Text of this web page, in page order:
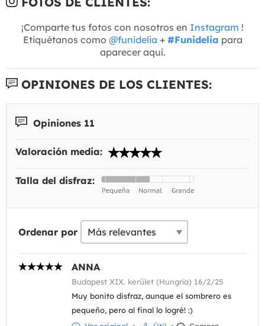
¡Comparte tus fotos con nosotros en Instagram !
Etiquétanos como @funidelia + #Funidelia para
aparecer aquí.
OPINIONES DE LOS CLIENTES:
Opiniones 11
Valoración media:
Talla del disfraz:
Ordenar por
ANNA
Budapest XIX. kerület (Hungría) 16/2/25
Muy bonito disfraz, aunque el sombrero es
pequeño, pero al final lo logré! :)